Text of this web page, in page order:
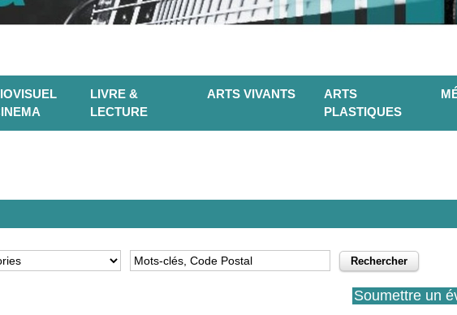
LIVRE &
LECTURE
ARTS VIVANTS
ARTS
PLASTIQUES
Soumettre un